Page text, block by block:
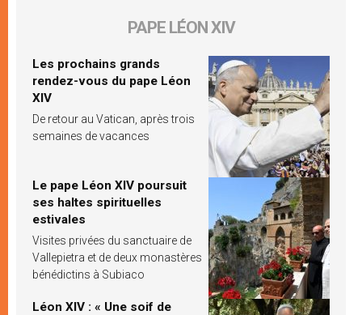
PAPE LÉON XIV
Les prochains grands
rendez-vous du pape Léon
XIV
De retour au Vatican, après trois
semaines de vacances
Le pape Léon XIV poursuit
ses haltes spirituelles
estivales
Visites privées du sanctuaire de
Vallepietra et de deux monastères
bénédictins à Subiaco
Léon XIV : « Une soif de